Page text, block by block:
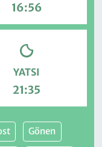
16:56
YATSI
21:35
Gönen